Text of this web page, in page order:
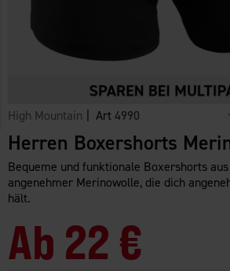
High Mountain | Art4990
Herren Boxershorts
Bequeme und funktionale Boxershorts
angenehmer Merinowolle, die dich
hält.
Ab 22 €